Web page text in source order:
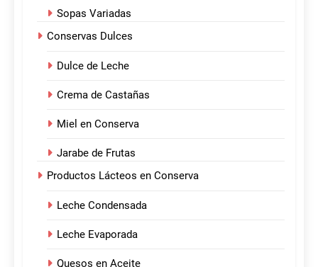
Sopas Variadas
Conservas Dulces
Dulce de Leche
Crema de Castañas
Miel en Conserva
Jarabe de Frutas
Productos Lácteos en Conserva
Leche Condensada
Leche Evaporada
Quesos en Aceite